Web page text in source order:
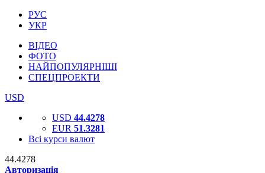
РУС
УКР
ВІДЕО
ФОТО
НАЙПОПУЛЯРНІШІ
СПЕЦПРОЕКТИ
USD
USD 44.4278
EUR 51.3281
Всі курси валют
44.4278
Авторизація